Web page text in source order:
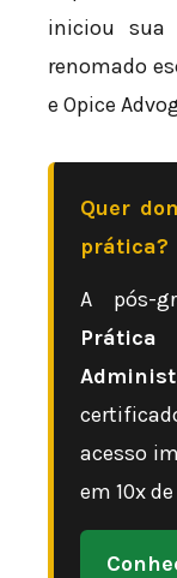
iniciou sua
renomado
e Opice
Quer
prática?
A pós-
acesso
em 10x